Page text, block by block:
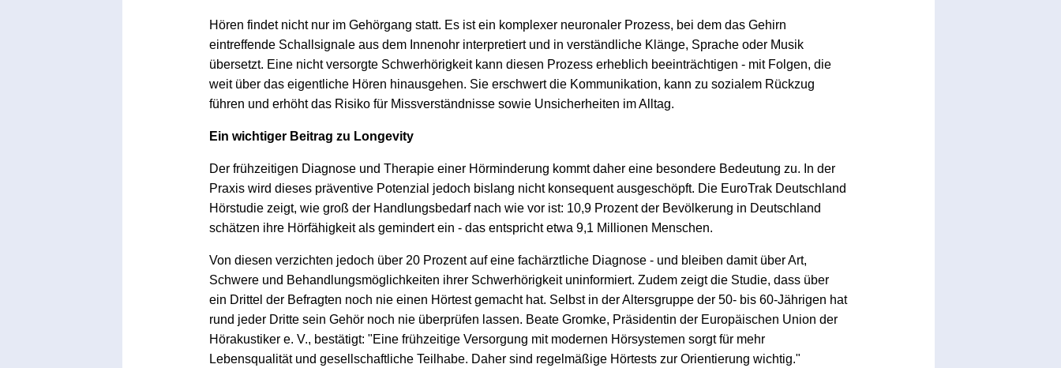
Hören findet nicht nur im Gehörgang statt. Es ist ein komplexer neuronaler Prozess, bei dem das Gehirn
eintreffende Schallsignale aus dem Innenohr interpretiert und in verständliche Klänge, Sprache oder Musik
übersetzt. Eine nicht versorgte Schwerhörigkeit kann diesen Prozess erheblich beeinträchtigen - mit Folgen, die
weit über das eigentliche Hören hinausgehen. Sie erschwert die Kommunikation, kann zu sozialem Rückzug
führen und erhöht das Risiko für Missverständnisse sowie Unsicherheiten im Alltag.
Ein wichtiger Beitrag zu Longevity
Der frühzeitigen Diagnose und Therapie einer Hörminderung kommt daher eine besondere Bedeutung zu. In der
Praxis wird dieses präventive Potenzial jedoch bislang nicht konsequent ausgeschöpft. Die EuroTrak Deutschland
Hörstudie zeigt, wie groß der Handlungsbedarf nach wie vor ist: 10,9 Prozent der Bevölkerung in Deutschland
schätzen ihre Hörfähigkeit als gemindert ein - das entspricht etwa 9,1 Millionen Menschen.
Von diesen verzichten jedoch über 20 Prozent auf eine fachärztliche Diagnose - und bleiben damit über Art,
Schwere und Behandlungsmöglichkeiten ihrer Schwerhörigkeit uninformiert. Zudem zeigt die Studie, dass über
ein Drittel der Befragten noch nie einen Hörtest gemacht hat. Selbst in der Altersgruppe der 50- bis 60-Jährigen hat
rund jeder Dritte sein Gehör noch nie überprüfen lassen. Beate Gromke, Präsidentin der Europäischen Union der
Hörakustiker e. V., bestätigt: "Eine frühzeitige Versorgung mit modernen Hörsystemen sorgt für mehr
Lebensqualität und gesellschaftliche Teilhabe. Daher sind regelmäßige Hörtests zur Orientierung wichtig."